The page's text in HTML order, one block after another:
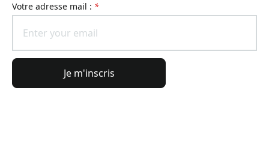
Votre adresse mail : *
Je m'inscris